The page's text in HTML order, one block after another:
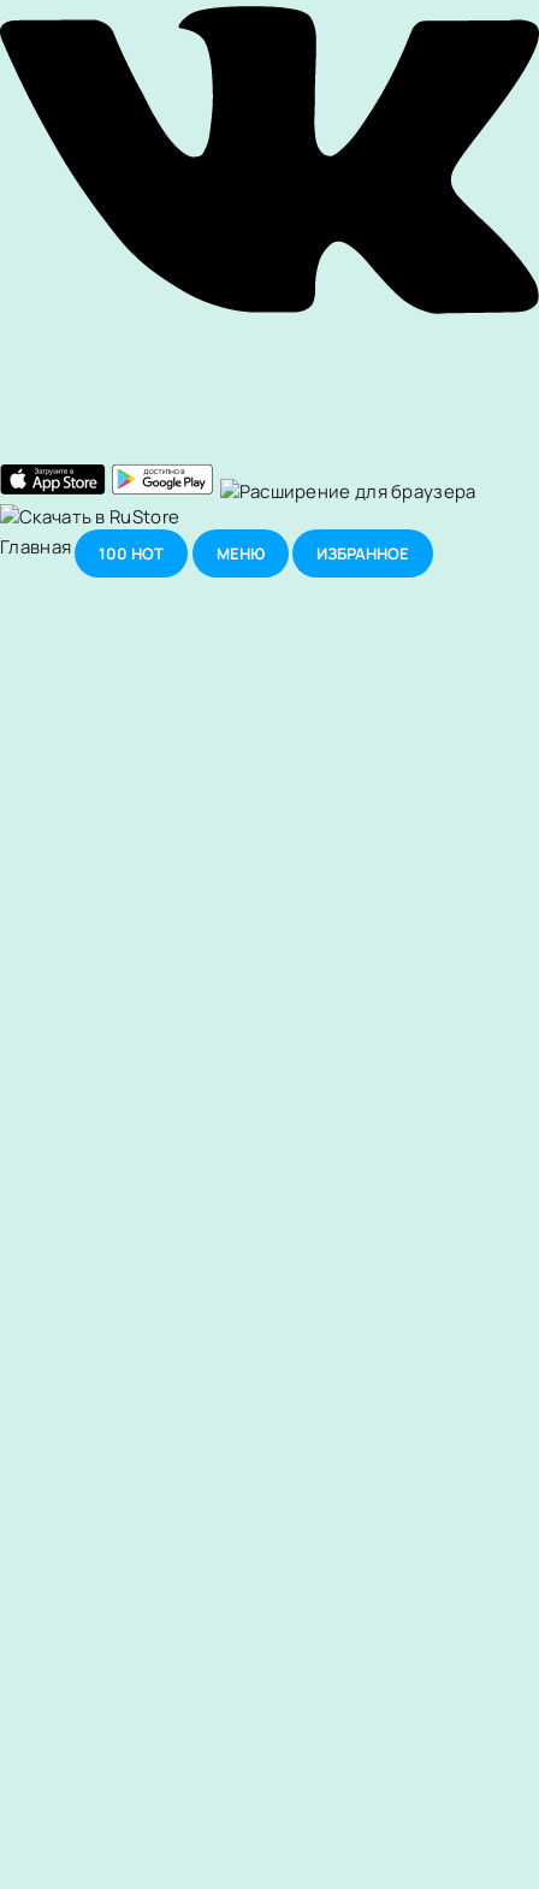
Главная 100 НОТ МЕНЮ ИЗБРАННОЕ